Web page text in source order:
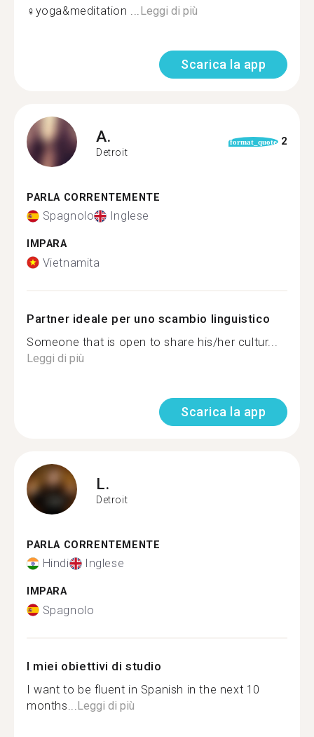
‍♀️yoga&meditation ... Leggi di più
Scarica la app
A.
Detroit
format_quote 2
PARLA CORRENTEMENTE
Spagnolo Inglese
IMPARA
Vietnamita
Partner ideale per uno scambio linguistico
Someone that is open to share his/her cultur...
Leggi di più
Scarica la app
L.
Detroit
PARLA CORRENTEMENTE
Hindi Inglese
IMPARA
Spagnolo
I miei obiettivi di studio
I want to be fluent in Spanish in the next 10
months... Leggi di più